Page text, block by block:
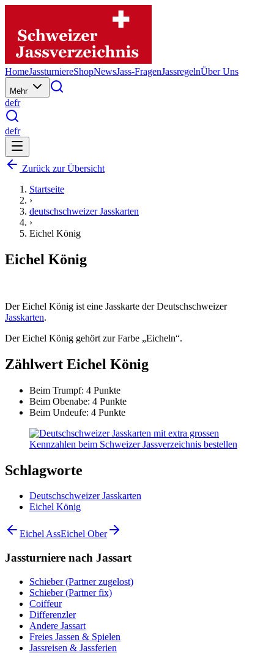
HomeJassturniereShopNewsJass-FragenJassregelnÜber Uns
Mehr
defr
defr
Zurück zur Übersicht
Startseite
›
deutschschweizer Jasskarten
›
Eichel König
Eichel König
Der Eichel König ist eine Jasskarte der Deutschschweizer
Jasskarten.
Der Eichel König gehört zur Farbe „Eicheln“.
Zählwert Eichel König
Beim Trumpf: 4 Punkte
Beim Obenabe: 4 Punkte
Beim Undeufe: 4 Punkte
Schlagworte
Deutschschweizer Jasskarten
Eichel König
Eichel AssEichel Ober
Jassturniere nach Jassart
Schieber (Partner zugelost)
Schieber (Partner fix)
Coiffeur
Differenzler
Andere Jassart
Freies Jassen & Spielen
Jassreisen & Jassferien